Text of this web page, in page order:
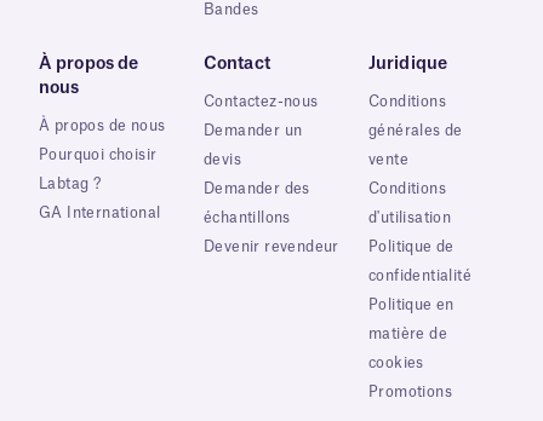
Bandes
À propos de
nous
À propos de nous
Pourquoi choisir
Labtag ?
GA International
Contact
Contactez-nous
Demander un
devis
Demander des
échantillons
Devenir revendeur
Juridique
Conditions
générales de
vente
Conditions
d'utilisation
Politique de
confidentialité
Politique en
matière de
cookies
Promotions